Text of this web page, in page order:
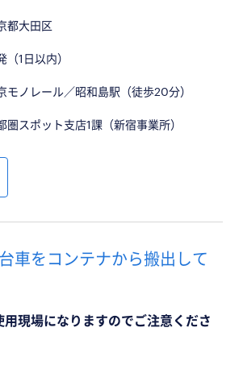
都大田区
（1日以内）
モノレール／昭和島駅（徒歩20分）
圏スポット支店1課（新宿事業所）
車をコンテナから搬出して
現場になりますのでご注意くださ